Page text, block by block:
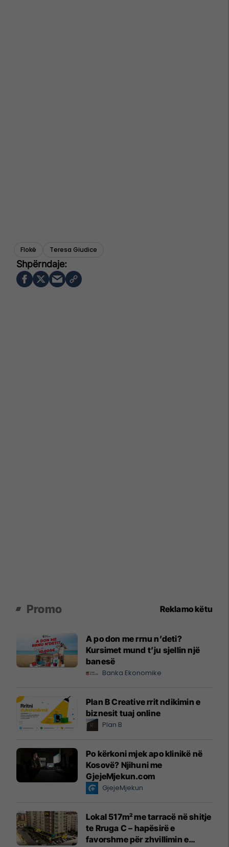
Flokë Teresa Giudice
Promo Reklamo këtu
A po don me rrnu n’deti?
Kursimet mund t’ju sjellin një
banesë
Banka Ekonomike
Plan B Creative rrit ndikimin e
biznesit tuaj online
Plan B
Po kërkoni mjek apo klinikë në
Kosovë? Njihuni me
GjejeMjekun.com
GjejeMjekun
Lokal 517m² me tarracë në shitje
te Rruga C – hapësirë e
favorshme për zhvillimin e